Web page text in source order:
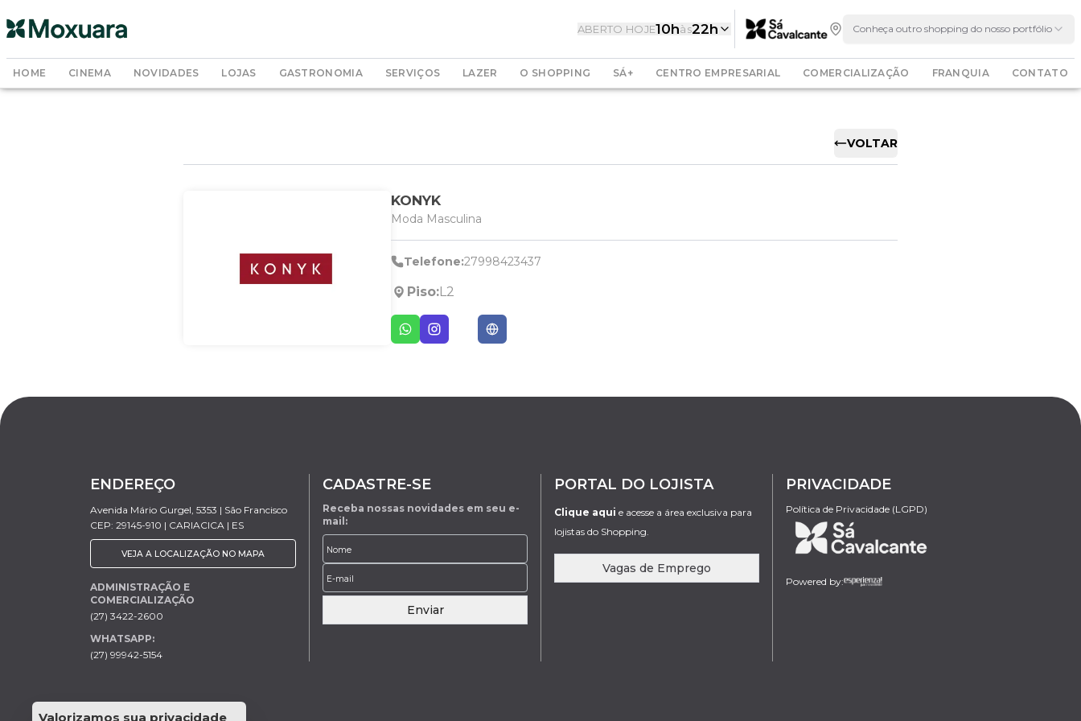
ABERTO HOJE10hàs22h Conheça outro shopping do nosso portfólio
HOME CINEMA NOVIDADES LOJAS GASTRONOMIA SERVIÇOS LAZER O SHOPPING SÁ+ CENTRO EMPRESARIAL COMERCIALIZAÇÃO FRANQUIA CONTATO
VOLTAR
KONYK
Moda Masculina
Telefone:27998423437
Piso:L2
ENDEREÇO
Avenida Mário Gurgel, 5353 | São Francisco
CEP: 29145-910 | CARIACICA | ES
VEJA A LOCALIZAÇÃO NO MAPA
ADMINISTRAÇÃO E
COMERCIALIZAÇÃO
(27) 3422-2600
WHATSAPP:
(27) 99942-5154
CADASTRE-SE
Receba nossas novidades em seu e-
mail:
Enviar
PORTAL DO LOJISTA
Clique aqui e acesse a área exclusiva para
lojistas do Shopping.
Vagas de Emprego
PRIVACIDADE
Política de Privacidade (LGPD)
Powered by:
Valorizamos sua privacidade